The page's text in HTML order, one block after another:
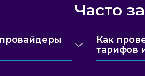
Часто
провайдеры
Как
тарифов